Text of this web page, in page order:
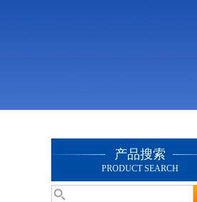
产品搜索
PRODUCT SEARCH